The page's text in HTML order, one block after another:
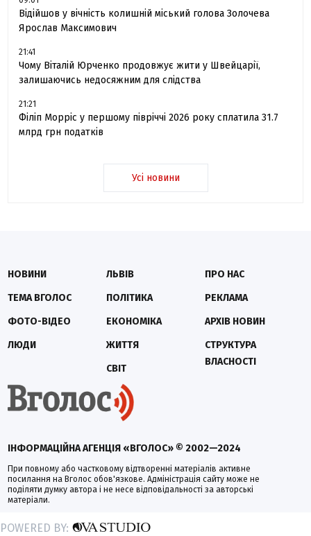
Відійшов у вічність колишній міський голова Золочева
Ярослав Максимович
21:41
Чому Віталій Юрченко продовжує жити у Швейцарії,
залишаючись недосяжним для слідства
21:21
Філіп Морріс у першому півріччі 2026 року сплатила 31.7
млрд грн податків
Усі новини
ІНФОРМАЦІЙНА АГЕНЦІЯ «ВГОЛОС» © 2002—2024
При повному або частковому відтворенні матеріалів активне
посилання на Вголос обов'язкове. Адміністрація сайту може не
поділяти думку автора і не несе відповідальності за авторські
матеріали.
НОВИНИ
ТЕМА ВГОЛОС
ФОТО-ВІДЕО
ЛЮДИ
ЛЬВІВ
ПОЛІТИКА
ЕКОНОМІКА
ЖИТТЯ
СВІТ
ПРО НАС
РЕКЛАМА
АРХІВ НОВИН
СТРУКТУРА
ВЛАСНОСТІ
POWERED BY: